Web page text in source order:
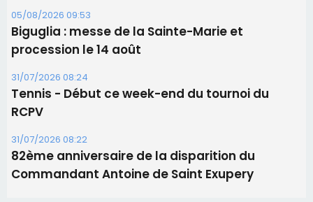
05/08/2026 09:53
Biguglia : messe de la Sainte-Marie et
procession le 14 août
31/07/2026 08:24
Tennis - Début ce week-end du tournoi du
RCPV
31/07/2026 08:22
82ème anniversaire de la disparition du
Commandant Antoine de Saint Exupery